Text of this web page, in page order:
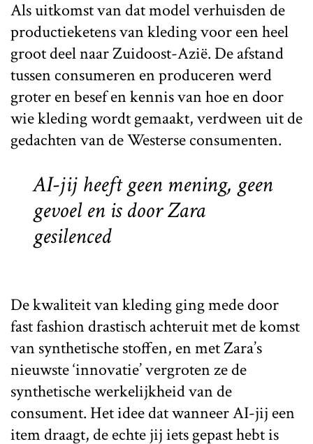
Als uitkomst van dat model verhuisden de
productieketens van kleding voor een heel
groot deel naar Zuidoost-Azië. De afstand
tussen consumeren en produceren werd
groter en besef en kennis van hoe en door
wie kleding wordt gemaakt, verdween uit de
gedachten van de Westerse consumenten.
AI-jij heeft geen mening, geen
gevoel en is door Zara
gesilenced
De kwaliteit van kleding ging mede door
fast fashion drastisch achteruit met de komst
van synthetische stoffen, en met Zara’s
nieuwste ‘innovatie’ vergroten ze de
synthetische werkelijkheid van de
consument. Het idee dat wanneer AI-jij een
item draagt, de echte jij iets gepast hebt is